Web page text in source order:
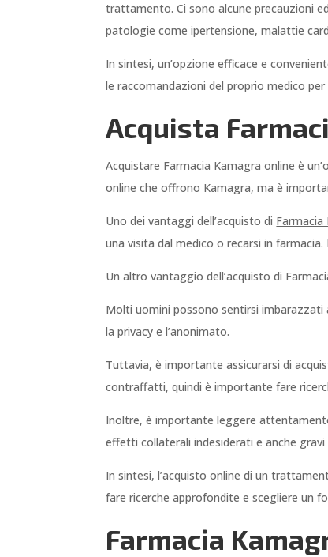
trattamento. Ci sono alcune precauzioni
patologie come ipertensione, malattie
In sintesi, un’opzione efficace e
le raccomandazioni del proprio medico
Acquista
Acquistare Farmacia Kamagra online è
online che offrono Kamagra, ma è
Uno dei vantaggi dell’acquisto di Farmacia
una visita dal medico o recarsi in
Un altro vantaggio dell’acquisto di
Molti uomini possono sentirsi imbarazzati
la privacy e l’anonimato.
Tuttavia, è importante assicurarsi di
contraffatti, quindi è importante fare
Inoltre, è importante leggere
effetti collaterali indesiderati e anche gravi
In sintesi, l’acquisto online di un
fare ricerche approfondite e scegliere un
Farmacia